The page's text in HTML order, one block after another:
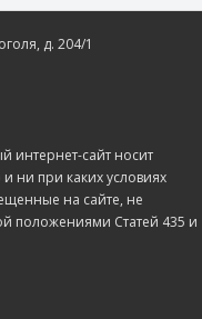
д. 204/1
сайт носит
ни при каких условиях
на сайте, не
положениями Статей 435 и